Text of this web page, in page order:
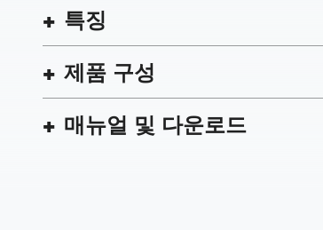
특징
제품 구성
매뉴얼 및 다운로드